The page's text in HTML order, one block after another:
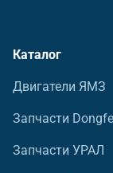
Каталог
Двигатели ЯМЗ
Запчасти
Запчасти УРАЛ